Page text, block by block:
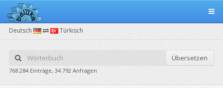
Deutsch Türkisch
Übersetzen
768.284 Einträge, 34.792 Anfragen